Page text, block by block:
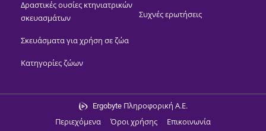
Δραστικές ουσίες κτηνιατρικών
σκευασμάτων
Σκευάσματα για χρήση σε ζώα
Κατηγορίες ζώων
Συχνές ερωτήσεις
Ergobyte Πληροφορική Α.Ε.
Περιεχόμενα
Όροι χρήσης Επικοινωνία